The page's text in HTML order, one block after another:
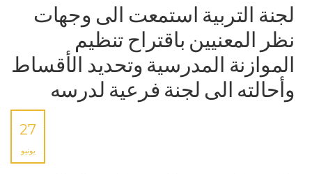
لجنة التربية استمعت الى وجهات
نظر المعنيين باقتراح تنظيم
الموازنة المدرسية وتحديد الأقساط
وأحالته الى لجنة فرعية لدرسه
27
يونيو